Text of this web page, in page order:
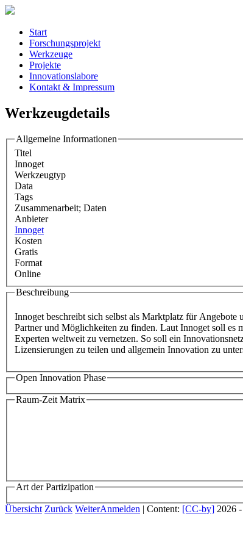
Start
Forschungsprojekt
Werkzeuge
Projekte
Innovationslabore
Kontakt & Impressum
Werkzeugdetails
Allgemeine Informationen
Titel
Innoget
Werkzeugtyp
Data
Tags
Zusammenarbeit; Daten
Anbieter
Innoget
Kosten
Gratis
Format
Online
Beschreibung
Innoget beschreibt sich selbst als Marktplatz für
Partner und Möglichkeiten zu finden. Laut Innoget soll es
Experten weltweit zu vernetzen. So soll ein
Lizensierungen zu teilen und allgemein Innovation zu
Open Innovation Phase
Raum-Zeit Matrix
Art der Partizipation
Übersicht Zurück WeiterAnmelden | Content: [CC-by] 2026